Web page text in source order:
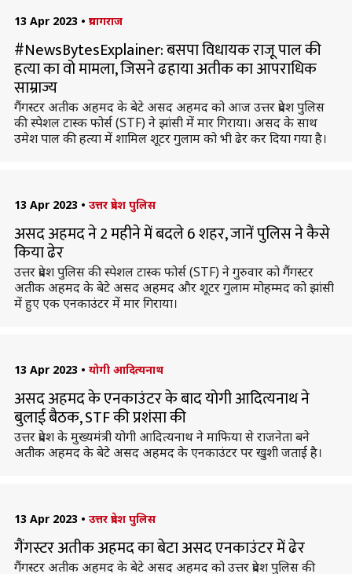
13 Apr 2023 • प्रयागराज
#NewsBytesExplainer: बसपा विधायक राजू पाल की
हत्या का वो मामला, जिसने ढहाया अतीक का आपराधिक
साम्राज्य
गैंगस्टर अतीक अहमद के बेटे असद अहमद को आज उत्तर प्रदेश पुलिस
की स्पेशल टास्क फोर्स (STF) ने झांसी में मार गिराया। असद के साथ
उमेश पाल की हत्या में शामिल शूटर गुलाम को भी ढेर कर दिया गया है।
13 Apr 2023 • उत्तर प्रदेश पुलिस
असद अहमद ने 2 महीने में बदले 6 शहर, जानें पुलिस ने कैसे
किया ढेर
उत्तर प्रदेश पुलिस की स्पेशल टास्क फोर्स (STF) ने गुरुवार को गैंगस्टर
अतीक अहमद के बेटे असद अहमद और शूटर गुलाम मोहम्मद को झांसी
में हुए एक एनकाउंटर में मार गिराया।
13 Apr 2023 • योगी आदित्यनाथ
असद अहमद के एनकाउंटर के बाद योगी आदित्यनाथ ने
बुलाई बैठक, STF की प्रशंसा की
उत्तर प्रदेश के मुख्यमंत्री योगी आदित्यनाथ ने माफिया से राजनेता बने
अतीक अहमद के बेटे असद अहमद के एनकाउंटर पर खुशी जताई है।
13 Apr 2023 • उत्तर प्रदेश पुलिस
गैंगस्टर अतीक अहमद का बेटा असद एनकाउंटर में ढेर
गैंगस्टर अतीक अहमद के बेटे असद अहमद को उत्तर प्रदेश पुलिस की